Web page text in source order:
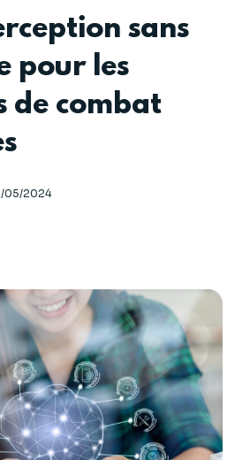
sans
pour les
de combat
05/2024